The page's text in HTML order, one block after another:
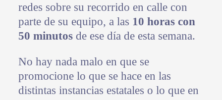
redes sobre su recorrido en calle con
parte de su equipo, a las 10 horas con
50 minutosde ese día de esta semana.
No hay nada malo en que se
promocione lo que se hace en las
distintas instancias estatales o lo que en